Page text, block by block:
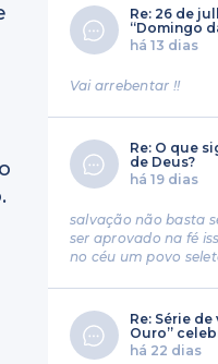
Re: 26 de
“Domingo
há 13 dias
Vai arrebentar !!
Re: O que
de Deus?
há 19 dias
salvação não basta
ser aprovado na fé
no céu um povo
Re: Série
Ouro”
há 22 dias